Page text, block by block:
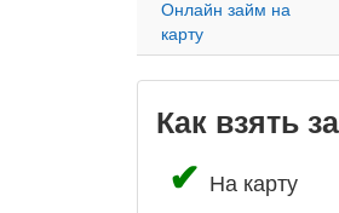
Онлайн займ на
карту
Как взять
На карту